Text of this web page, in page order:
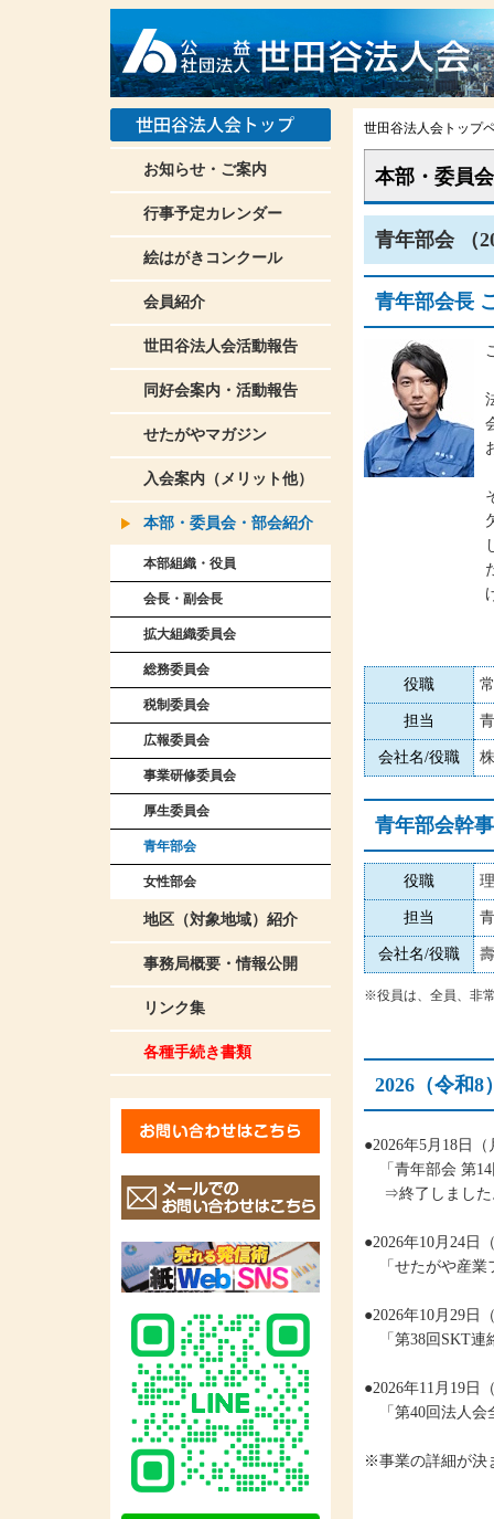
お知らせ・ご案内
行事予定カレンダー
絵はがきコンクール
会員紹介
世田谷法人会活動報告
同好会案内・活動報告
せたがやマガジン
入会案内（メリット他）
本部・委員会・部会紹介
本部組織・役員
会長・副会長
拡大組織委員会
総務委員会
税制委員会
広報委員会
事業研修委員会
厚生委員会
青年部会
女性部会
地区（対象地域）紹介
事務局概要・情報公開
リンク集
各種手続き書類
世田谷法人会トップ
本部・委員
青年部会 （
青年部会長
役職
担当
会社名/役職
青年部会幹
役職
担当
会社名/役職
※役員は、全員、非
2026（令和8
●2026年5月18日
「青年部会 第14
⇒終了しました
●2026年10月24日
「せたがや産業
●2026年10月29日
「第38回SKT連
●2026年11月19日
「第40回法人会
※事業の詳細が決